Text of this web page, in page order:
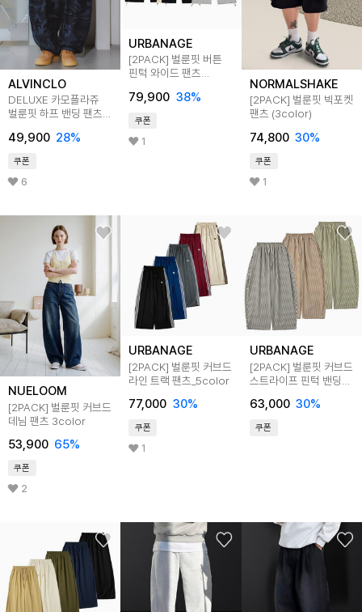
ALVINCLO
DELUXE 카모플라쥬
벌룬핏 하프 밴딩 팬츠
49,900 28%
쿠폰
6
URBANAGE
[2PACK] 벌룬핏 버튼
핀턱 와이드 팬츠
79,900 38%
쿠폰
1
NORMALSHAKE
[2PACK] 벌룬핏 빅포켓
팬츠 (3color)
74,800 30%
쿠폰
1
NUELOOM
[2PACK] 벌룬핏 커브드
데님 팬츠 3color
53,900 65%
쿠폰
2
URBANAGE
[2PACK] 벌룬핏 커브드
라인 트랙 팬츠_5color
77,000 30%
쿠폰
1
URBANAGE
[2PACK] 벌룬핏 커브드
스트라이프 핀턱 밴딩
63,000 30%
쿠폰